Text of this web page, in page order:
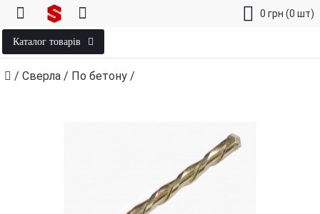
0 грн (0 шт)
Каталог товарів
/ Сверла / По бетону /